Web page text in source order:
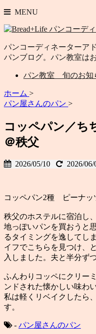
MENU
パンコーディネーターア
パンブログ。パン教室はお
パン教室 旬のお知
ホーム >
パン屋さんのパン >
コッペパン／ち
＠秩父
2026/05/10 2026/06/
コッペパン2種 ピーナッ
秩父のホステルに宿泊し
地っぽいパンを買おうと
るタイミングを逸してし
イフでこちらを見つけ、
入しました。夫と半分ず
ふんわりコッペにクリー
ンドされた懐かしい味わ
私は軽くリベイクしたら
す。
- パン屋さんのパン